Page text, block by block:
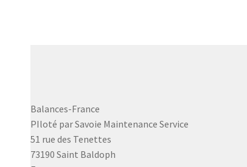
Balances-France
PIloté par Savoie Maintenance Service
51 rue des Tenettes
73190 Saint Baldoph